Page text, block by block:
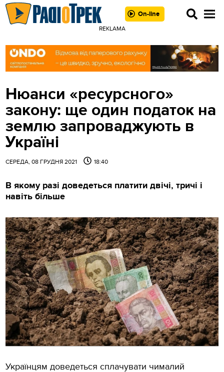
On-line
REKLAMA
Нюанси «ресурсного»
закону: ще один податок на
землю запроваджують в
Україні
СЕРЕДА, 08 ГРУДНЯ 2021 18:40
В якому разі доведеться платити двічі, тричі і
навіть більше
Українцям доведеться сплачувати чималий